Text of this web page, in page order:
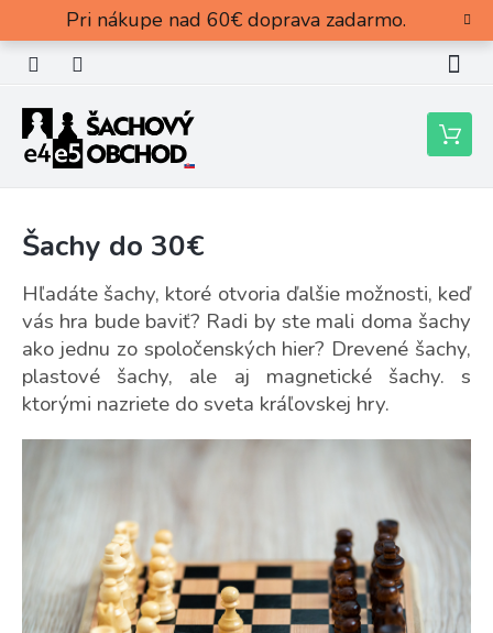
obsah
Pri nákupe nad 60€ doprava zadarmo.
Nákupný
košík
Šachy do 30€
Hľadáte šachy, ktoré otvoria ďalšie možnosti, keď
vás hra bude baviť? Radi by ste mali doma šachy
ako jednu zo spoločenských hier? Drevené šachy,
plastové šachy, ale aj magnetické šachy. s
ktorými nazriete do sveta kráľovskej hry.